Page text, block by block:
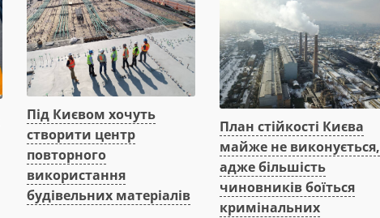
Під Києвом хочуть
створити центр
повторного
використання
будівельних матеріалів
План стійкості Києва
майже не виконується,
адже більшість
чиновників боїться
кримінальних